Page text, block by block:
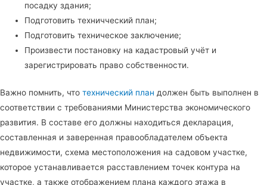
посадку здания;
Подготовить техничческий план;
Подготовить техническое заключение;
Произвести постановку на кадастровый учёт и
зарегистрировать право собственности.
Важно помнить, что технический план должен быть выполнен в
соответствии с требованиями Министерства экономического
развития. В составе его должны находиться декларация,
составленная и заверенная правообладателем объекта
недвижимости, схема местоположения на садовом участке,
которое устанавливается расставлением точек контура на
участке, а также отображением плана каждого этажа в